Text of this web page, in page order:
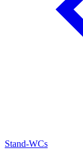
Stand-WCs